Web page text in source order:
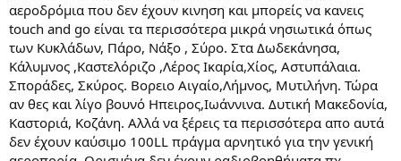
αεροδρόμια που δεν έχουν κινηση και μπορείς να κανεις
touch and go είναι τα περισσότερα μικρά νησιωτικά όπως
των Κυκλάδων, Πάρο, Νάξο , Σύρο. Στα Δωδεκάνησα,
Κάλυμνος ,Καστελόριζο ,Λέρος Ικαρία,Χίος, Αστυπάλαια.
Σποράδες, Σκύρος. Βορειο Αιγαίο,Λήμνος, Μυτιλήνη. Τώρα
αν θες και λίγο βουνό Ηπειρος,Ιωάννινα. Δυτική Μακεδονία,
Καστοριά, Κοζάνη. Αλλά να ξέρεις τα περισσότερα απο αυτά
δεν έχουν καύσιμο 100LL πράγμα αρνητικό για την γενική